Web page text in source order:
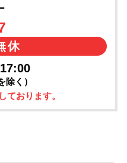
休
除く）
ております。